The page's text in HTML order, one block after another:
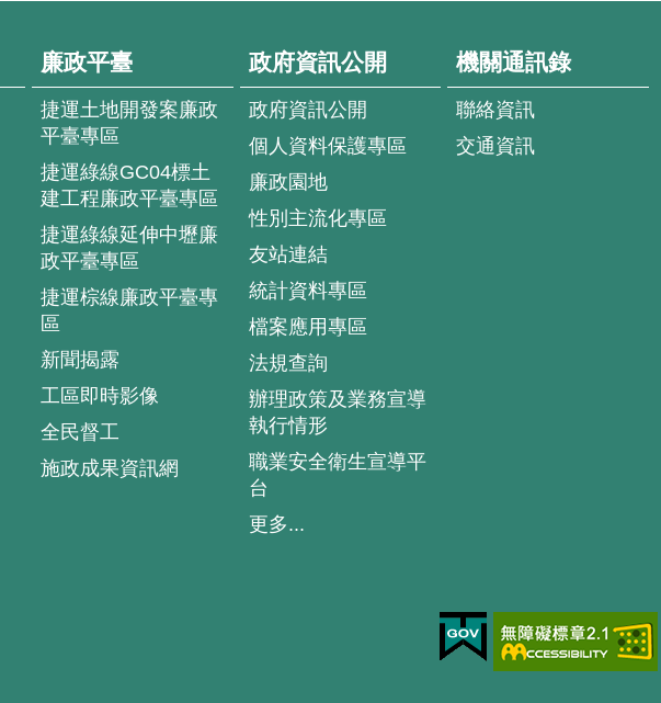
廉政平臺
捷運土地開發案廉政
平臺專區
捷運綠線GC04標土
建工程廉政平臺專區
捷運綠線延伸中壢廉
政平臺專區
捷運棕線廉政平臺專
區
新聞揭露
工區即時影像
全民督工
施政成果資訊網
政府資訊公開
政府資訊公開
個人資料保護專區
廉政園地
性別主流化專區
友站連結
統計資料專區
檔案應用專區
法規查詢
辦理政策及業務宣導
執行情形
職業安全衛生宣導平
台
更多...
機關通訊錄
聯絡資訊
交通資訊